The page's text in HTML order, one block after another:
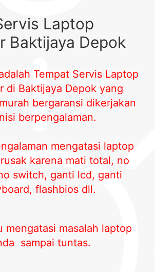
Laptop
Baktijaya Depok
Tempat Servis Laptop
di Baktijaya Depok yang
bergaransi dikerjakan
berpengalaman.
mengatasi laptop
karena mati total, no
switch, ganti lcd, ganti
flashbios dll.
mengatasi masalah laptop
sampai tuntas.